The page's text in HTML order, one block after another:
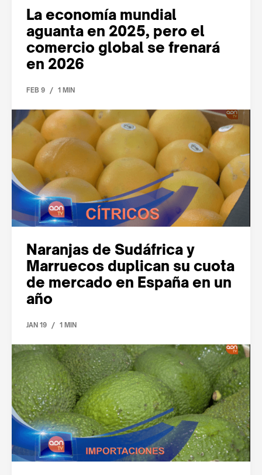
La economía mundial
aguanta en 2025, pero el
comercio global se frenará
en 2026
FEB 9 / 1 MIN
Naranjas de Sudáfrica y
Marruecos duplican su cuota
de mercado en España en un
año
JAN 19 / 1 MIN